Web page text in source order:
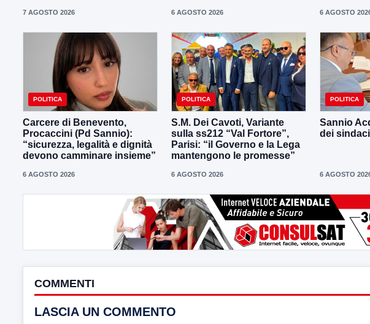
7 AGOSTO 2026 6 AGOSTO 2026 6 AGOSTO
POLITICA
Carcere di Benevento,
Procaccini (Pd Sannio):
“sicurezza, legalità e dignità
devono camminare insieme”
6 AGOSTO 2026
POLITICA
S.M. Dei Cavoti, Variante
sulla ss212 “Val Fortore”,
Parisi: “il Governo e la Lega
mantengono le promesse”
6 AGOSTO 2026
POLITICA
Sannio
dei
6 AGOSTO
COMMENTI
LASCIA UN COMMENTO